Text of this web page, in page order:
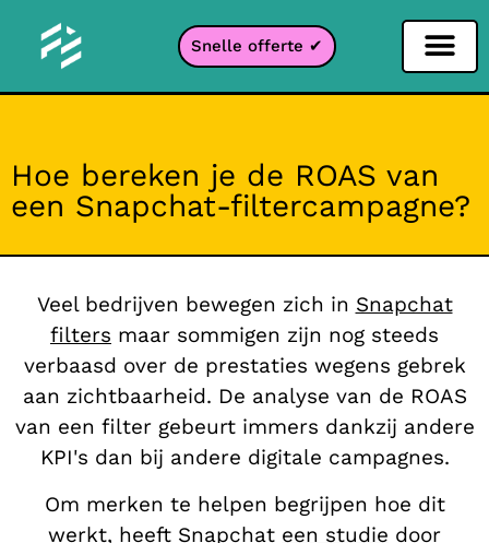
Snelle offerte ✔
Hoe bereken je de ROAS van
een Snapchat-filtercampagne?
Veel bedrijven bewegen zich in Snapchat
filters maar sommigen zijn nog steeds
verbaasd over de prestaties wegens gebrek
aan zichtbaarheid. De analyse van de ROAS
van een filter gebeurt immers dankzij andere
KPI's dan bij andere digitale campagnes.
Om merken te helpen begrijpen hoe dit
werkt, heeft Snapchat een studie door